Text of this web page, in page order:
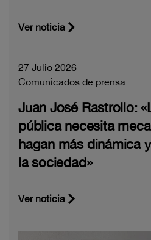
Ver noticia
27 Julio 2026
Comunicados de prensa
Juan José Rastrollo:
pública necesita
hagan más dinámica
la sociedad»
Ver noticia